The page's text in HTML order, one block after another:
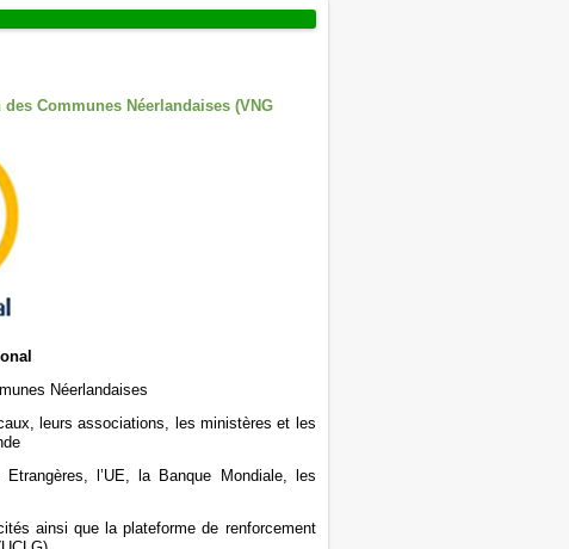
Communes Néerlandaises (VNG
Néerlandaises
leurs associations, les ministères et les
l’UE, la Banque Mondiale, les
ainsi que la plateforme de renforcement